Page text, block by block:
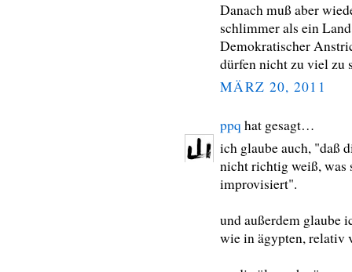
Danach muß aber
schlimmer als ein
Demokratischer
dürfen nicht zu viel zu
MÄRZ 20, 2011
ppq hat gesagt…
ich glaube auch, "daß
nicht richtig weiß, was
improvisiert".
und außerdem glaube
wie in ägypten, relativ